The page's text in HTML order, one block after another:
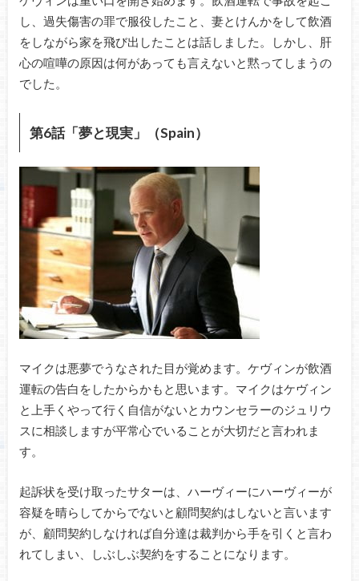
し、過失傷害の罪で服役したこと、妻とけんかをして飲酒
をしながら家を飛び出したことは話しました。しかし、肝
心の喧嘩の原因は何があっても言えないと黙ってしまうの
でした。
第6話「夢と現実」（Spain）
マイクは悪夢でうなされた目が覚めます。ケヴィンが飲酒
運転の告白をしたからかもと思います。マイクはケヴィン
と上手くやって行く自信がないとカウンセラーのジュリウ
スに相談しますが平常心でいることが大切だと言われま
す。
起訴状を受け取ったサターは、ハーヴィーにハーヴィーが
容疑を晴らしてからでないと顧問契約はしないと言います
が、顧問契約しなければ自分達は裁判から手を引くと言わ
れてしまい、しぶしぶ契約をすることになります。